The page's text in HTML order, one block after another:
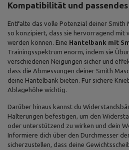
Kompatibilität und
Entfalte das volle Potenzial deiner Smith
so konzipiert, dass sie hervorragend
werden können. Eine Hantelbank mit
Trainingsspektrum enorm, indem sie
verschiedenen Neigungen sicher und
dass die Abmessungen deiner Smith
deine Hantelbank bieten. Für sichere
Ablagehöhe wichtig.
Darüber hinaus kannst du
Halterungen befestigen, um den
oder unterstützend zu wirken und dein
Informiere dich über den Durchmesser
sicherzustellen, dass deine